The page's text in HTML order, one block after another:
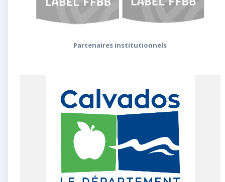
Partenaires institutionnels